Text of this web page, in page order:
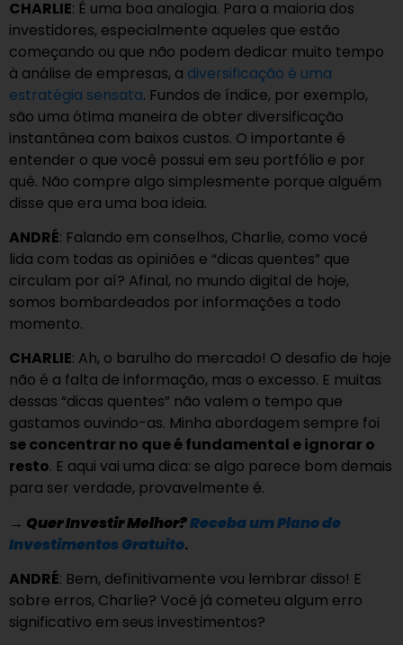
CHARLIE: É uma boa analogia. Para a maioria dos
investidores, especialmente aqueles que estão
começando ou que não podem dedicar muito tempo
à análise de empresas, a diversificação é uma
estratégia sensata. Fundos de índice, por exemplo,
são uma ótima maneira de obter diversificação
instantânea com baixos custos. O importante é
entender o que você possui em seu portfólio e por
quê. Não compre algo simplesmente porque alguém
disse que era uma boa ideia.
ANDRÉ: Falando em conselhos, Charlie, como você
lida com todas as opiniões e “dicas quentes” que
circulam por aí? Afinal, no mundo digital de hoje,
somos bombardeados por informações a todo
momento.
CHARLIE: Ah, o barulho do mercado! O desafio de hoje
não é a falta de informação, mas o excesso. E muitas
dessas “dicas quentes” não valem o tempo que
gastamos ouvindo-as. Minha abordagem sempre foi
se concentrar no que é fundamental e ignorar o
resto. E aqui vai uma dica: se algo parece bom demais
para ser verdade, provavelmente é.
→ Quer Investir Melhor?Receba um Plano de
Investimentos Gratuito.
ANDRÉ: Bem, definitivamente vou lembrar disso! E
sobre erros, Charlie? Você já cometeu algum erro
significativo em seus investimentos?